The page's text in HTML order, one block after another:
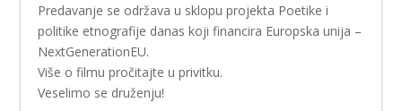
Predavanje se održava u sklopu projekta Poetike i
politike etnografije danas koji financira Europska unija –
NextGenerationEU.
Više o filmu pročitajte u privitku.
Veselimo se druženju!